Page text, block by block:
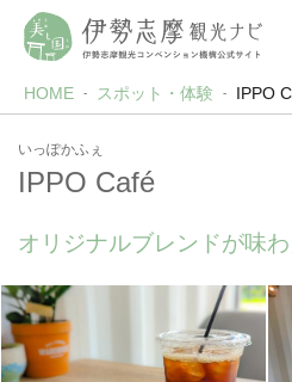
HOME スポット・体験 IPPO
いっぽかふぇ
IPPO Café
オリジナルブレンドが味